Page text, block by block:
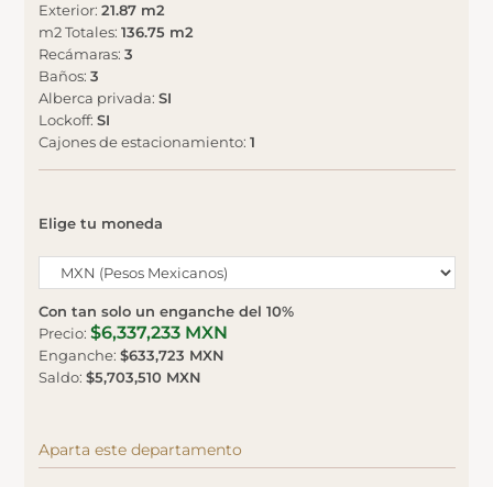
Exterior: 21.87 m2
m2 Totales: 136.75 m2
Recámaras: 3
Baños: 3
Alberca privada: SI
Lockoff: SI
Cajones de estacionamiento: 1
Elige tu moneda
Con tan solo un enganche del 10%
Precio: $6,337,233 MXN
Enganche: $633,723 MXN
Saldo: $5,703,510 MXN
Aparta este departamento